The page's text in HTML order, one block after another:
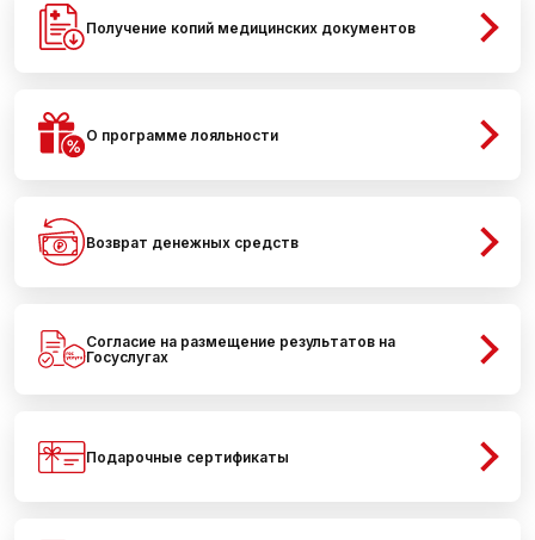
Получение копий медицинских документов
О программе лояльности
Возврат денежных средств
Согласие на размещение результатов на
Госуслугах
Подарочные сертификаты